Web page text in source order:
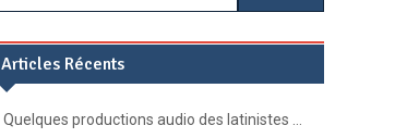
Articles Récents
Quelques productions audio des latinistes …